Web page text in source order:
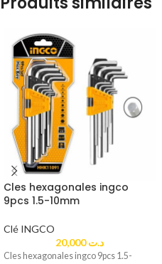
Cles hexagonales ingco
9pcs 1.5-10mm
Clé INGCO
د.ت20,000
Cles hexagonales ingco 9pcs 1.5-